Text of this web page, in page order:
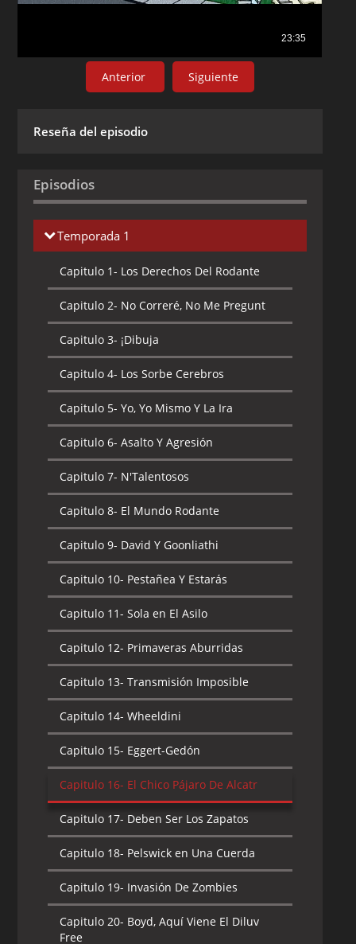
Anterior Siguiente
Reseña del episodio
Episodios
Temporada 1
Capitulo 1- Los Derechos Del Rodante
Capitulo 2- No Correré, No Me Pregunt
Capitulo 3- ¡Dibuja
Capitulo 4- Los Sorbe Cerebros
Capitulo 5- Yo, Yo Mismo Y La Ira
Capitulo 6- Asalto Y Agresión
Capitulo 7- N'Talentosos
Capitulo 8- El Mundo Rodante
Capitulo 9- David Y Goonliathi
Capitulo 10- Pestañea Y Estarás
Capitulo 11- Sola en El Asilo
Capitulo 12- Primaveras Aburridas
Capitulo 13- Transmisión Imposible
Capitulo 14- Wheeldini
Capitulo 15- Eggert-Gedón
Capitulo 16- El Chico Pájaro De Alcatr
Capitulo 17- Deben Ser Los Zapatos
Capitulo 18- Pelswick en Una Cuerda
Capitulo 19- Invasión De Zombies
Capitulo 20- Boyd, Aquí Viene El Diluv
Free